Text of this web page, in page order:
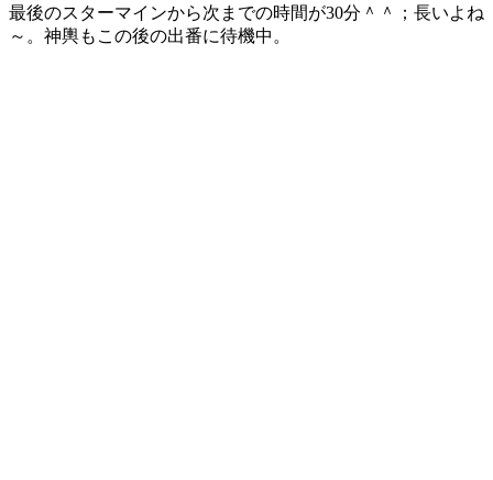
最後のスターマインから次までの時間が30分＾＾；長いよね
～。神輿もこの後の出番に待機中。